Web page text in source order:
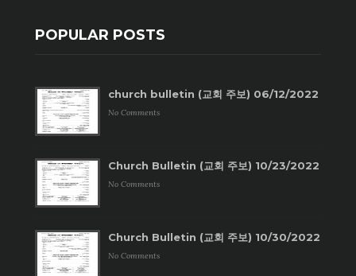
POPULAR POSTS
church bulletin (교회 주보) 06/12/2022
No Comments
Church Bulletin (교회 주보) 10/23/2022
No Comments
Church Bulletin (교회 주보) 10/30/2022
No Comments